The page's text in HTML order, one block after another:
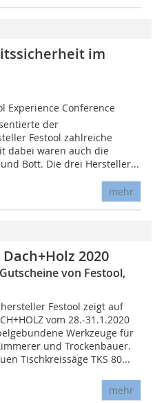
im
Experience Conference
der
Festool zahlreiche
dabei waren auch die
Bott. Die drei Hersteller...
mehr
2020
von Festool,
Festool zeigt auf
vom 28.-31.1.2020
Werkzeuge für
und Trockenbauer.
Tischkreissäge TKS 80...
mehr